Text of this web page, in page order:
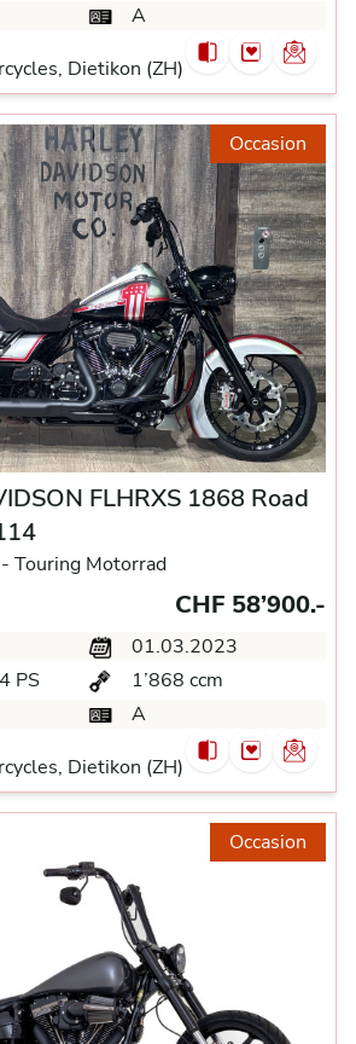
A
Dietikon (ZH)
Occasion
FLHRXS 1868 Road
Touring Motorrad
CHF 58’900.-
01.03.2023
PS
1’868 ccm
A
Dietikon (ZH)
Occasion